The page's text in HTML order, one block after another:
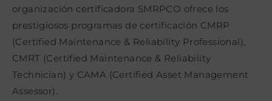
organización certificadora SMRPCO ofrece los
prestigiosos programas de certificación CMRP
(Certified Maintenance & Reliability Professional),
CMRT (Certified Maintenance & Reliability
Technician) y CAMA (Certified Asset Management
Assessor).